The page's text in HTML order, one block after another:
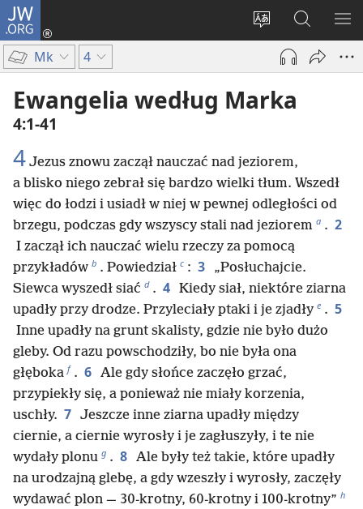
JW.ORG
Wybór
języka
Logowanie
(opens
window)
Szukaj
na
JW.ORG
Mk 4
Ewangelia według Marka
4:1-41
4 Jezus znowu zaczął nauczać nad jeziorem,
a blisko niego zebrał się bardzo wielki tłum. Wszedł
więc do łodzi i usiadł w niej w pewnej odległości od
brzegu, podczas gdy wszyscy stali nad jeziorem a . 2
I zaczął ich nauczać wielu rzeczy za pomocą
przykładów b . Powiedział c : 3
„Posłuchajcie.
Siewca wyszedł siać d . 4 Kiedy siał, niektóre ziarna
upadły przy drodze. Przyleciały ptaki i je zjadły e . 5
Inne upadły na grunt skalisty, gdzie nie było dużo
gleby. Od razu powschodziły, bo nie była ona
głęboka f . 6 Ale gdy słońce zaczęło grzać,
przypiekły się, a ponieważ nie miały korzenia,
uschły. 7 Jeszcze inne ziarna upadły między
ciernie, a ciernie wyrosły i je zagłuszyły, i te nie
wydały plonu g . 8 Ale były też takie, które upadły
na urodzajną glebę, a gdy wzeszły i wyrosły, zaczęły
wydawać plon — 30-krotny, 60-krotny i 100-krotny” h